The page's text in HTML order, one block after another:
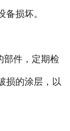
损坏。
件，定期检
损的涂层，以